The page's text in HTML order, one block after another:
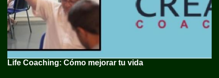
Life Coaching: Cómo mejorar tu vida